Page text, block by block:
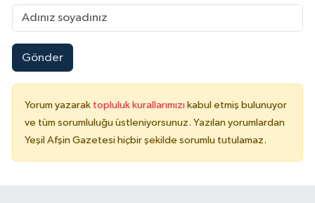
Gönder
Yorum yazarak topluluk kurallarımızı kabul etmiş bulunuyor
ve tüm sorumluluğu üstleniyorsunuz. Yazılan yorumlardan
Yeşil Afşin Gazetesi hiçbir şekilde sorumlu tutulamaz.